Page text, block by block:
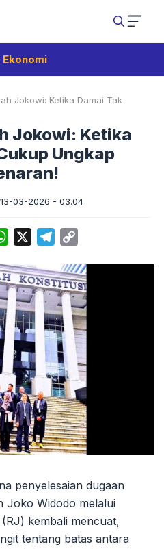
Ekonomi
Jokowi: Ketika Damai Tak
Jokowi: Ketika
Ungkap
13-03-2026 - 03.04
WhatsApp Telegram
penyelesaian dugaan
Joko Widodo melalui
kembali mencuat,
tentang batas antara